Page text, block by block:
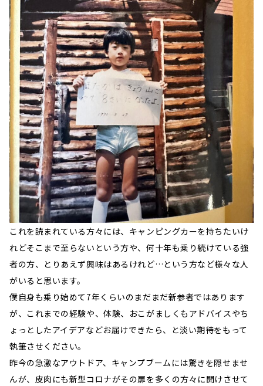
これを読まれている方々には、キャンピングカーを持ちたいけ
れどそこまで至らないという方や、何十年も乗り続けている強
者の方、とりあえず興味はあるけれど…という方など様々な人
がいると思います。
僕自身も乗り始めて7年くらいのまだまだ新参者ではあります
が、これまでの経験や、体験、おこがましくもアドバイスやち
ょっとしたアイデアなどお届けできたら、と淡い期待をもって
執筆させください。
昨今の急激なアウトドア、キャンプブームには驚きを隠せませ
んが、皮肉にも新型コロナがその扉を多くの方々に開けさせて